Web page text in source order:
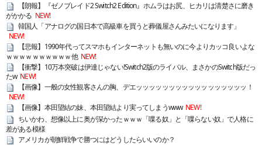
【朗報】『ゼノブレイド2 Switch2 Edition』ホムラはお尻、ヒカリは清楚さに磨き
がかかる NEW!
韓国人「アナログの国日本で高級車を買うと葬儀屋さんみたいになります」
NEW!
【悲報】1990年代ってスマホもインターネットも無いのに今よりカッコ良いよな
ｗｗｗｗｗｗｗｗｗｗ他 NEW!
【衝撃】10万本突破は伊達じゃない!Switch2版のライバル、まさかのSwitch版だっ
たw NEW!
【画像】一般の女性観客さんの胸、デエッッッッッッッッッッッッッッッッッ！
NEW!
【画像】本田望結の妹、本田望結より実ってしまうwww NEW!
ちいかわ、想像以上に奥が深かったｗｗｗ「喋る奴」と「喋らない奴」で人格に
差がある模様
アメリカが朝鮮戦争で勝つにはどうしたらいいのか？